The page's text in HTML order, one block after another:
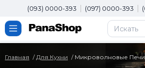
(093) 0000-393 (097) 0000-393
Главная Для Кухни Микроволновые Печи